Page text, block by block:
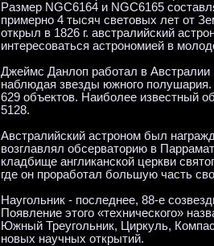
Размер NGC6164 и NGC6165
примерно 4 тысяч световых лет от
открыл в 1826 г. австралийский
интересоваться астрономией в
Джеймс Данлоп работал в
наблюдая звезды южного полушария.
629 объектов. Наиболее известный
5128.
Австралийский астроном был
возглавлял обсерваторию в
кладбище англиканской церкви
где он проработал большую часть
Наугольник - последнее, 88-е
Появление этого «технического»
Южный Треугольник, Циркуль,
новых научных открытий.